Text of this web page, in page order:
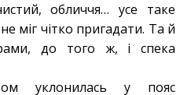
обличчя… усе таке
міг чітко пригадати. Та й
до того ж, і спека
уклонилась у пояс